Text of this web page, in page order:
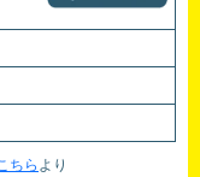
ちら より